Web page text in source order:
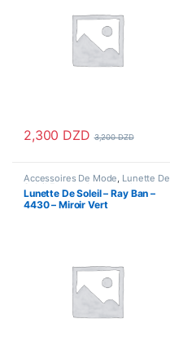
2,300 DZD 3,200DZD
Accessoires De Mode, Lunette De
Soleil Femme Lunettes Lunettes
De Soleil ,Lunettes De Soleil
Homme
Lunette De Soleil – Ray Ban –
4430 – Miroir Vert